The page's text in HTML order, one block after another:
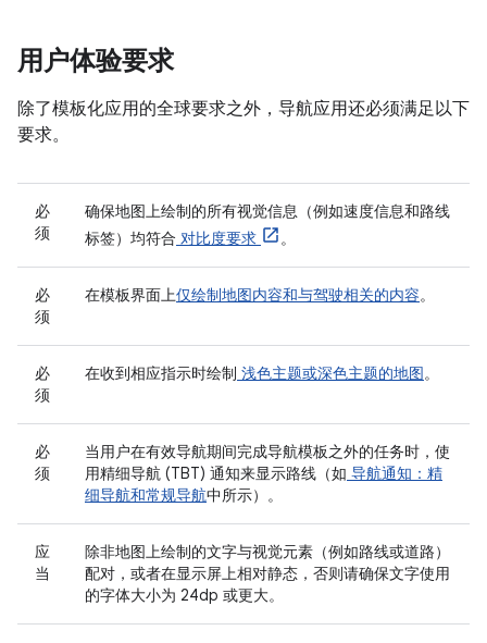
用户体验要求
除了模板化应用的全球要求之外，导航应用还必须满足以下
要求。
必
须
确保地图上绘制的所有视觉信息（例如速度信息和路线
标签）均符合 对比度要求 。
必
须
在模板界面上仅绘制地图内容和与驾驶相关的内容。
必
须
在收到相应指示时绘制 浅色主题或深色主题的地图。
必
须
当用户在有效导航期间完成导航模板之外的任务时，使
用精细导航 (TBT) 通知来显示路线（如 导航通知：精
细导航和常规导航中所示）。
应
当
除非地图上绘制的文字与视觉元素（例如路线或道路）
配对，或者在显示屏上相对静态，否则请确保文字使用
的字体大小为 24dp 或更大。